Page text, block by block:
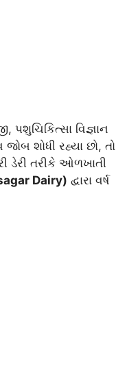
પશુચિકિત્સા વિજ્ઞાન
શોધી રહ્યા છો, તો
ડેરી તરીકે ઓળખાતી
Dairy) દ્વારા વર્ષ